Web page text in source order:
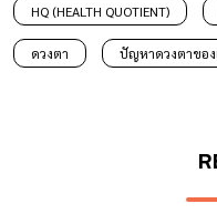
HQ (HEALTH QUOTIENT)
ดวงตา ปัญหาดวงตาของ